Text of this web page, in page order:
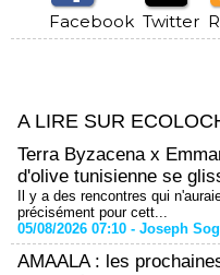
Facebook Twitter
A LIRE SUR
Terra Byzacena x
d'olive tunisienne se
Il y a des rencontres qui
précisément pour cett...
05/08/2026 07:10 - Joseph
AMAALA : les